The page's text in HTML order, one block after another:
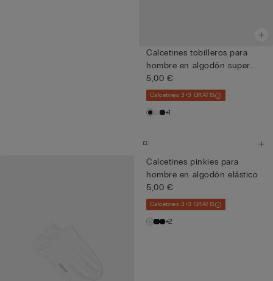
Calcetines tobilleros para
hombre en algodón super...
5,00 €
Calcetines 3+3 GRATIS
+1
Calcetines pinkies para
hombre en algodón elástico
5,00 €
Calcetines 3+3 GRATIS
+2